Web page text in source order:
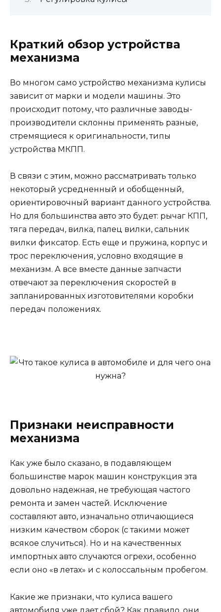
Краткий обзор устройства
механизма
Во многом само устройство механизма кулисы
зависит от марки и модели машины. Это
происходит потому, что различные заводы-
производители склонны применять разные,
стремящиеся к оригинальности, типы
устройства МКПП.
В связи с этим, можно рассматривать только
некоторый усредненный и обобщенный,
ориентировочный вариант данного устройства.
Но для большинства авто это будет: рычаг КПП,
тяга передач, вилка, палец вилки, сальник
вилки фиксатор. Есть еще и пружина, корпус и
трос переключения, условно входящие в
механизм. А все вместе данные запчасти
отвечают за переключения скоростей в
запланированных изготовителями коробки
передач положениях.
Признаки неисправности
механизма
Как уже было сказано, в подавляющем
большинстве марок машин конструкция эта
довольно надежная, не требующая частого
ремонта и замен частей. Исключение
составляют авто, изначально отличающиеся
низким качеством сборок (с такими может
всякое случиться). Но и на качественных
импортных авто случаются огрехи, особенно
если оно «в летах» и с колоссальным пробегом.
Какие же признаки, что кулиса вашего
автомобиля уже дает сбой? Как правило, они